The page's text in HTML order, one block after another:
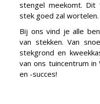
stengel meekomt. Dit
stek goed zal wortelen.
Bij ons vind je alle
van stekken. Van
stekgrond en
van ons tuincentrum
en -succes!